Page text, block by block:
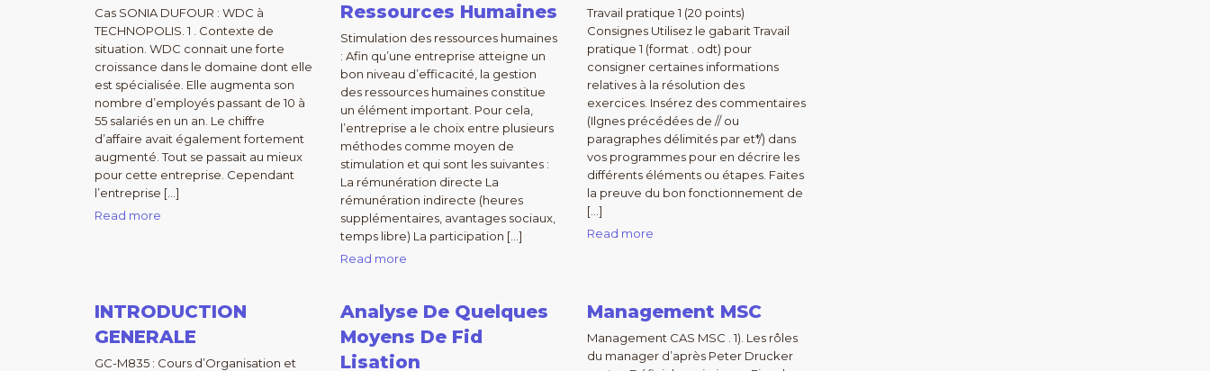
Cas SONIA DUFOUR : WDC à
TECHNOPOLIS. 1 . Contexte de
situation. WDC connait une forte
croissance dans le domaine dont elle
est spécialisée. Elle augmenta son
nombre d’employés passant de 10 à
55 salariés en un an. Le chiffre
d’affaire avait également fortement
augmenté. Tout se passait au mieux
pour cette entreprise. Cependant
l’entreprise […]
Read more
Ressources Humaines
Stimulation des ressources humaines
: Afin qu’une entreprise atteigne un
bon niveau d’efficacité, la gestion
des ressources humaines constitue
un élément important. Pour cela,
l’entreprise a le choix entre plusieurs
méthodes comme moyen de
stimulation et qui sont les suivantes :
La rémunération directe La
rémunération indirecte (heures
supplémentaires, avantages sociaux,
temps libre) La participation […]
Read more
Travail pratique 1 (20 points)
Consignes Utilisez le gabarit Travail
pratique 1 (format . odt) pour
consigner certaines informations
relatives à la résolution des
exercices. Insérez des commentaires
(Ilgnes précédées de // ou
paragraphes délimités par et*/) dans
vos programmes pour en décrire les
différents éléments ou étapes. Faites
la preuve du bon fonctionnement de
[…]
Read more
INTRODUCTION
GENERALE
GC-M835 : Cours d’Organisation et
Analyse De Quelques
Moyens De Fid
Lisation
Management MSC
Management CAS MSC . 1). Les rôles
du manager d’après Peter Drucker